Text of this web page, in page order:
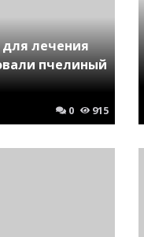
лечения
пчелиный
0 915